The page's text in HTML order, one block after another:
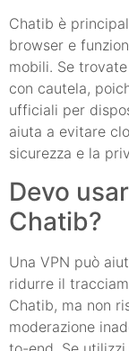
Chatib è
browser e
mobili. Se
con cautela,
ufficiali per
aiuta a evitare
sicurezza e la
Devo
Chatib?
Una VPN può
ridurre il
Chatib, ma non
moderazione